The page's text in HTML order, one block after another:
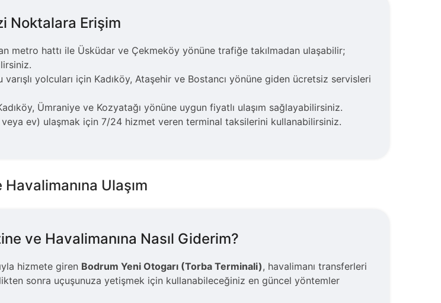
Noktalara Erişim
metro hattı ile Üsküdar ve Çekmeköy yönüne trafiğe takılmadan ulaşabilir;
yolcuları için Kadıköy, Ataşehir ve Bostancı yönüne giden ücretsiz servisleri
Ümraniye ve Kozyatağı yönüne uygun fiyatlı ulaşım sağlayabilirsiniz.
veya ev) ulaşmak için 7/24 hizmet veren terminal taksilerini kullanabilirsiniz.
Ulaşım
ve Havalimanına Nasıl Giderim?
hizmete giren Bodrum Yeni Otogarı (Torba Terminali), havalimanı transferleri
sonra uçuşunuza yetişmek için kullanabileceğiniz en güncel yöntemler